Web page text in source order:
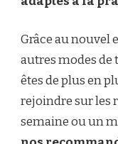
Grâce au nouvel
autres modes de
êtes de plus en
rejoindre sur les
semaine ou un